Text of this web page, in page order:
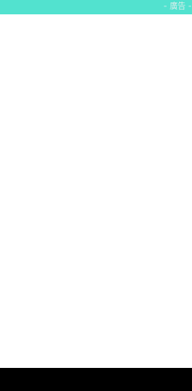
- 廣告 -